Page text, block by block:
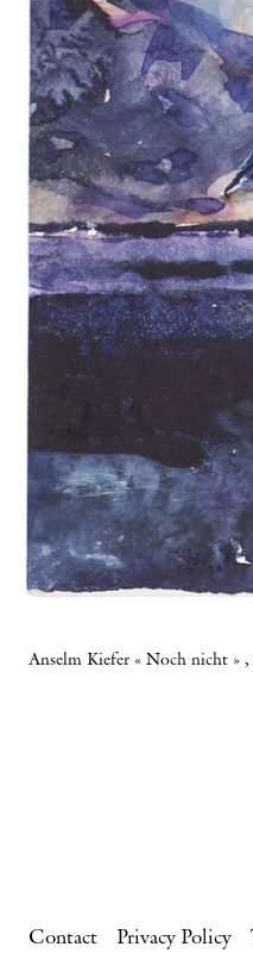
Anselm Kiefer « Noch nicht » ,
Contact Privacy Policy